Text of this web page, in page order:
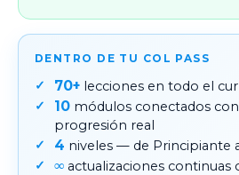
DENTRO DE TU COL PASS
70+lecciones en todo el
10módulos conectados
progresión real
4 niveles — de Principiante
∞actualizaciones continuas